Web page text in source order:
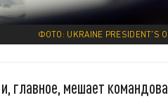
ФОТО: UKRAINE PRESIDENT'S
главное, мешает